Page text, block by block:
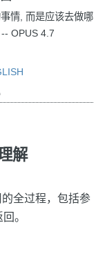
情, 而是应该去做哪
OPUS 4.7
解
全过程，包括参
。